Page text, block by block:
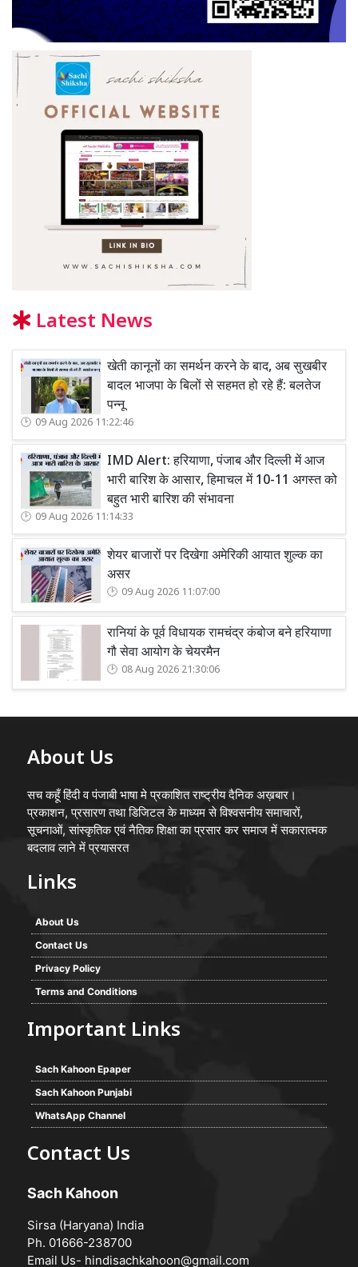
Latest News
खेती कानूनों का समर्थन करने के बाद, अब सुखबीर
बादल भाजपा के बिलों से सहमत हो रहे हैं: बलतेज
पन्नू
09 Aug 2026 11:22:46
IMD Alert: हरियाणा, पंजाब और दिल्ली में आज
भारी बारिश के आसार, हिमाचल में 10-11 अगस्त को
बहुत भारी बारिश की संभावना
09 Aug 2026 11:14:33
शेयर बाजारों पर दिखेगा अमेरिकी आयात शुल्क का
असर
09 Aug 2026 11:07:00
रानियां के पूर्व विधायक रामचंद्र कंबोज बने हरियाणा
गौ सेवा आयोग के चेयरमैन
08 Aug 2026 21:30:06
About Us
सच कहूँ हिंदी व पंजाबी भाषा मे प्रकाशित राष्ट्रीय दैनिक अख़बार।
प्रकाशन, प्रसारण तथा डिजिटल के माध्यम से विश्वसनीय समाचारों,
सूचनाओं, सांस्कृतिक एवं नैतिक शिक्षा का प्रसार कर समाज में सकारात्मक
बदलाव लाने में प्रयासरत
Links
About Us
Contact Us
Privacy Policy
Terms and Conditions
Important Links
Sach Kahoon Epaper
Sach Kahoon Punjabi
WhatsApp Channel
Contact Us
Sach Kahoon
Sirsa (Haryana) India
Ph. 01666-238700
Email Us- hindisachkahoon@gmail.com